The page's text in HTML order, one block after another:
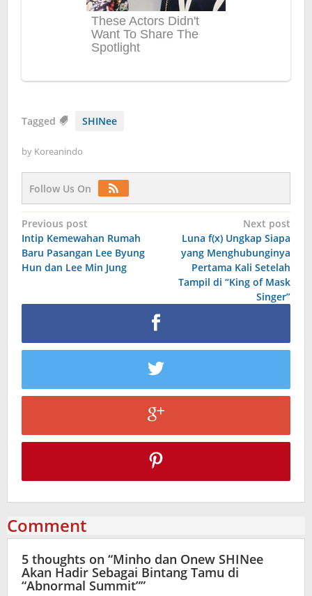
Tagged SHINee
by Koreanindo
Follow Us On
Post
navigation
Previous post
Intip Kemewahan Rumah
Baru Pasangan Lee Byung
Hun dan Lee Min Jung
Next post
Luna f(x) Ungkap Siapa
yang Menghubunginya
Pertama Kali Setelah
Tampil di “King of Mask
Singer”
Comment
5 thoughts on “Minho dan Onew SHINee
Akan Hadir Sebagai Bintang Tamu di
“Abnormal Summit””